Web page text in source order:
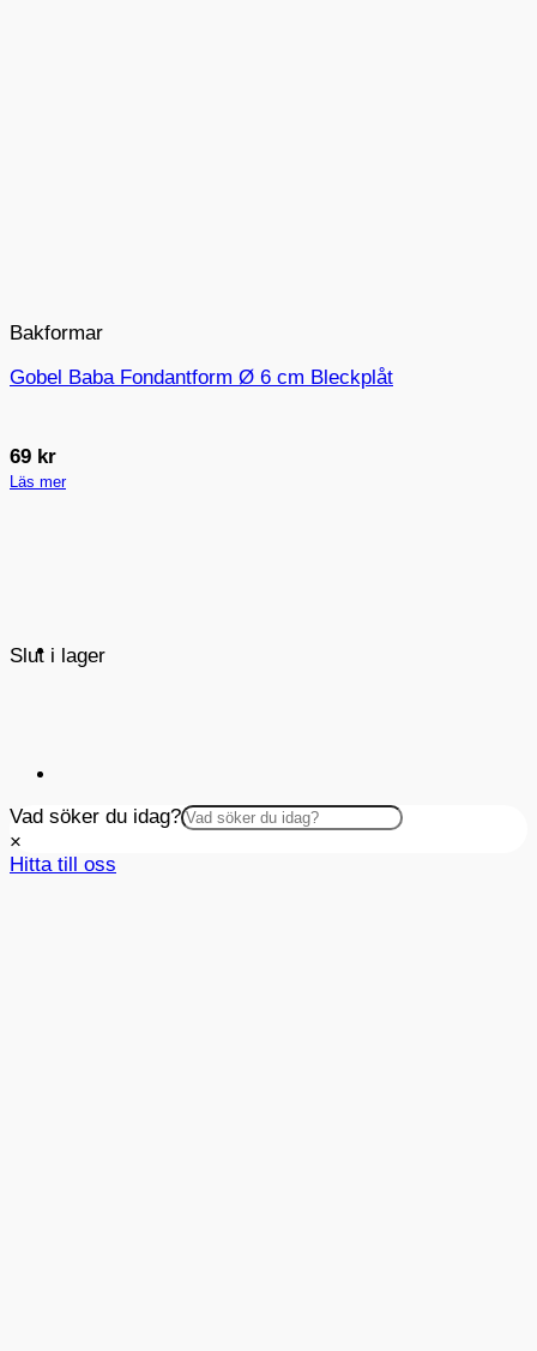
Slut i lager
Bakformar
Gobel Baba Fondantform Ø 6 cm Bleckplåt
69 kr
Läs mer
Vad söker du idag?
×
Hitta till oss